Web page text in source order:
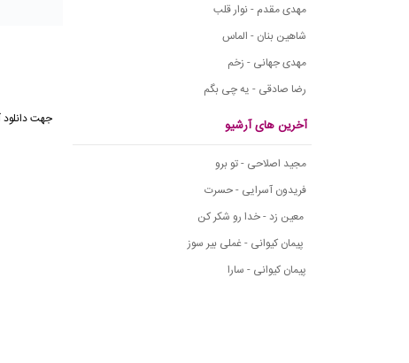
مهدی مقدم - نوار قلب
شاهین بنان - الماس
مهدی جهانی - زخم
رضا صادقی - یه چی بگم
آخرین های آرشیو
مجید اصلاحی - تو برو
فریدون آسرایی - حسرت
معین زد - خدا رو شکر کن
پیمان کیوانی - غملی بیر سوز
پیمان کیوانی - سارا